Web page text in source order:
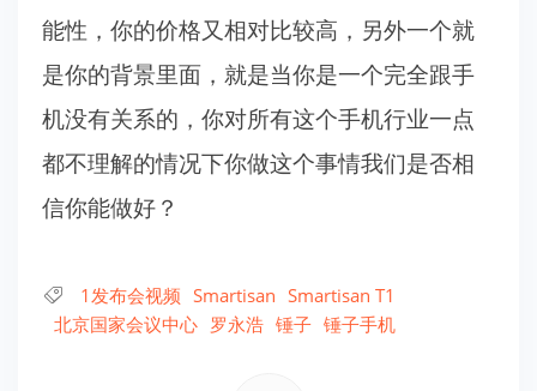
能性，你的价格又相对比较高，另外一个就
是你的背景里面，就是当你是一个完全跟手
机没有关系的，你对所有这个手机行业一点
都不理解的情况下你做这个事情我们是否相
信你能做好？
1发布会视频 Smartisan Smartisan T1
北京国家会议中心 罗永浩 锤子 锤子手机